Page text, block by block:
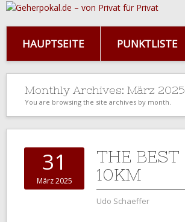
HAUPTSEITE PUNKTLISTE
Monthly Archives: März 2025
You are browsing the site archives by month.
31
März 2025
THE
10KM
Udo Schaeffer